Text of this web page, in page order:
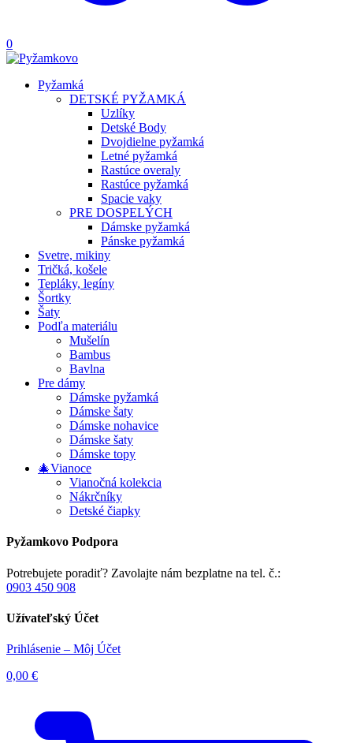
0
Pyžamká
DETSKÉ PYŽAMKÁ
Uzlíky
Detské Body
Dvojdielne pyžamká
Letné pyžamká
Rastúce overaly
Rastúce pyžamká
Spacie vaky
PRE DOSPELÝCH
Dámske pyžamká
Pánske pyžamká
Svetre, mikiny
Tričká, košele
Tepláky, legíny
Šortky
Šaty
Podľa materiálu
Mušelín
Bambus
Bavlna
Pre dámy
Dámske pyžamká
Dámske šaty
Dámske nohavice
Dámske šaty
Dámske topy
🎄Vianoce
Vianočná kolekcia
Nákrčníky
Detské čiapky
Pyžamkovo Podpora
Potrebujete poradiť? Zavolajte nám bezplatne na tel. č.:
0903 450 908
Užívateľský Účet
Prihlásenie – Môj Účet
0,00 €